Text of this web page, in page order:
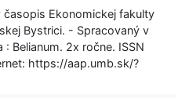
časopis Ekonomickej fakulty
Bystrici. - Spracovaný v
: Belianum. 2x ročne. ISSN
https://aap.umb.sk/?